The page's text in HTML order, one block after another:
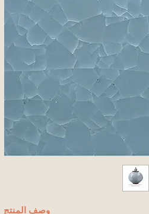
وصف المنتج